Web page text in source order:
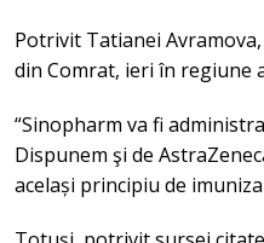
Potrivit Tatianei
din Comrat, ieri în regiune
“Sinopharm va fi
Dispunem şi de
același principiu de